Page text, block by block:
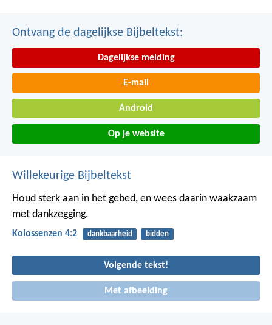
Ontvang de dagelijkse Bijbeltekst:
Dagelijkse melding
E-mail
Android
Op je website
Willekeurige Bijbeltekst
Houd sterk aan in het gebed, en wees daarin waakzaam
met dankzegging.
Kolossenzen 4:2 dankbaarheid bidden
Volgende tekst!
Met afbeelding